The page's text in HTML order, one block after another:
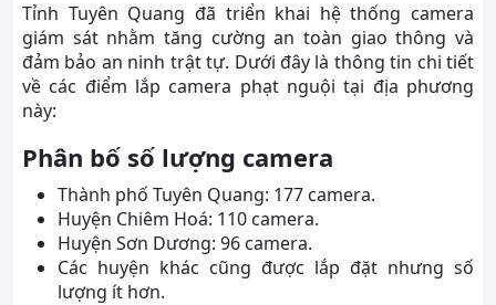
Tỉnh Tuyên Quang đã triển khai hệ thống camera
giám sát nhằm tăng cường an toàn giao thông và
đảm bảo an ninh trật tự. Dưới đây là thông tin chi tiết
về các điểm lắp camera phạt nguội tại địa phương
này:
Phân bố số lượng camera
Thành phố Tuyên Quang: 177 camera.
Huyện Chiêm Hoá: 110 camera.
Huyện Sơn Dương: 96 camera.
Các huyện khác cũng được lắp đặt nhưng số
lượng ít hơn.